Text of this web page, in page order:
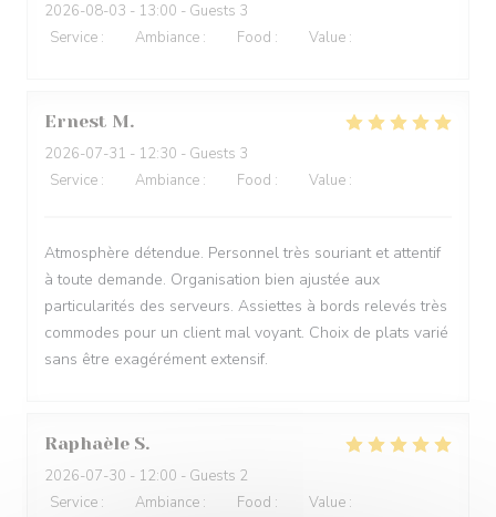
2026-08-03 - 13:00 - Guests 3
Service : Ambiance : Food : Value :
Ernest M
2026-07-31 - 12:30 - Guests 3
Service : Ambiance : Food : Value :
Atmosphère détendue. Personnel très souriant et attentif
à toute demande. Organisation bien ajustée aux
particularités des serveurs. Assiettes à bords relevés très
commodes pour un client mal voyant. Choix de plats varié
sans être exagérément extensif.
Raphaèle S
2026-07-30 - 12:00 - Guests 2
Service : Ambiance : Food : Value :